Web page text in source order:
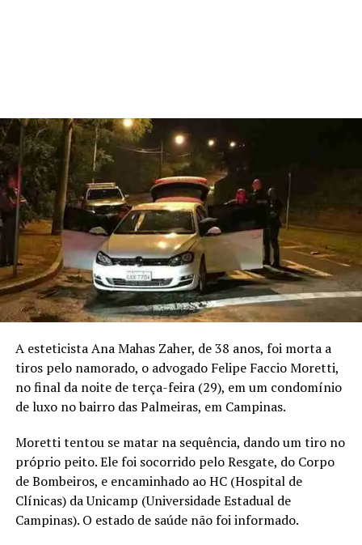
A esteticista Ana Mahas Zaher, de 38 anos, foi morta a
tiros pelo namorado, o advogado Felipe Faccio Moretti,
no final da noite de terça-feira (29), em um condomínio
de luxo no bairro das Palmeiras, em Campinas.
Moretti tentou se matar na sequência, dando um tiro no
próprio peito. Ele foi socorrido pelo Resgate, do Corpo
de Bombeiros, e encaminhado ao HC (Hospital de
Clínicas) da Unicamp (Universidade Estadual de
Campinas). O estado de saúde não foi informado.